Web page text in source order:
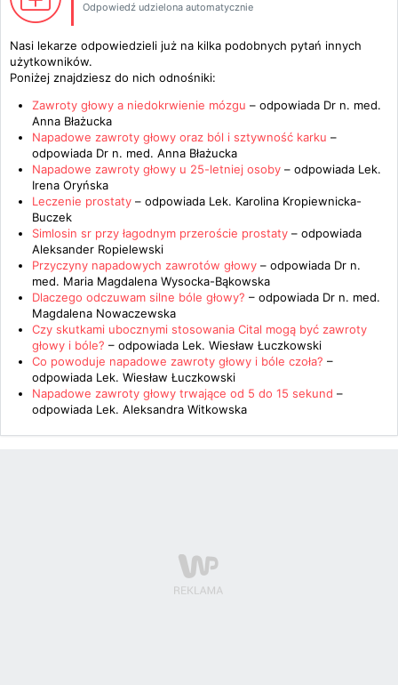
Odpowiedź udzielona automatycznie
Nasi lekarze odpowiedzieli już na kilka podobnych pytań innych
użytkowników.
Poniżej znajdziesz do nich odnośniki:
Zawroty głowy a niedokrwienie mózgu – odpowiada Dr n. med.
Anna Błażucka
Napadowe zawroty głowy oraz ból i sztywność karku –
odpowiada Dr n. med. Anna Błażucka
Napadowe zawroty głowy u 25-letniej osoby – odpowiada Lek.
Irena Oryńska
Leczenie prostaty – odpowiada Lek. Karolina Kropiewnicka-
Buczek
Simlosin sr przy łagodnym przeroście prostaty – odpowiada
Aleksander Ropielewski
Przyczyny napadowych zawrotów głowy – odpowiada Dr n.
med. Maria Magdalena Wysocka-Bąkowska
Dlaczego odczuwam silne bóle głowy? – odpowiada Dr n. med.
Magdalena Nowaczewska
Czy skutkami ubocznymi stosowania Cital mogą być zawroty
głowy i bóle? – odpowiada Lek. Wiesław Łuczkowski
Co powoduje napadowe zawroty głowy i bóle czoła? –
odpowiada Lek. Wiesław Łuczkowski
Napadowe zawroty głowy trwające od 5 do 15 sekund –
odpowiada Lek. Aleksandra Witkowska